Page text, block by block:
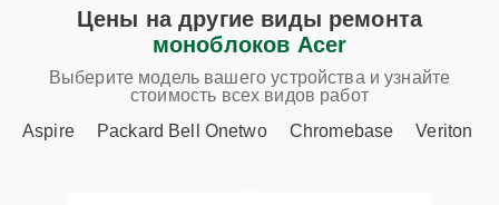
Цены на другие виды ремонта
моноблоков Acer
Выберите модель вашего устройства и узнайте
стоимость всех видов работ
Aspire
Packard Bell Onetwo Chromebase Veriton